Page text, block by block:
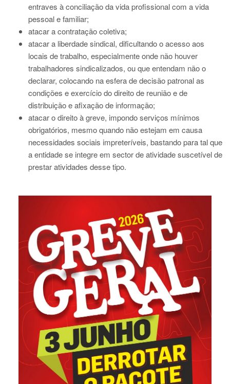
entraves à conciliação da vida profissional com a vida
pessoal e familiar;
atacar a contratação coletiva;
atacar a liberdade sindical, dificultando o acesso aos
locais de trabalho, especialmente onde não houver
trabalhadores sindicalizados, ou que entendam não o
declarar, colocando na esfera de decisão patronal as
condições e exercício do direito de reunião e de
distribuição e afixação de informação;
atacar o direito à greve, impondo serviços mínimos
obrigatórios, mesmo quando não estejam em causa
necessidades sociais impreteríveis, bastando para tal que
a entidade se integre em sector de atividade suscetível de
prestar atividades desse tipo.